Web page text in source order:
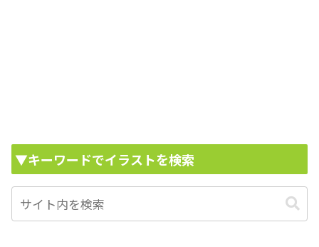
▼キーワードでイラストを検索